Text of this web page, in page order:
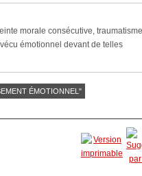
morale consécutive, traumatisme
émotionnel devant de telles
ÉMOTIONNEL"